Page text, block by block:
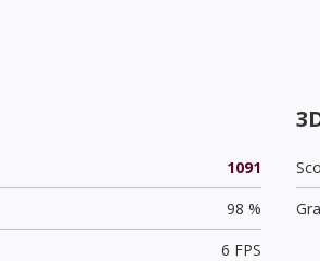
1091
98 %
6 FPS